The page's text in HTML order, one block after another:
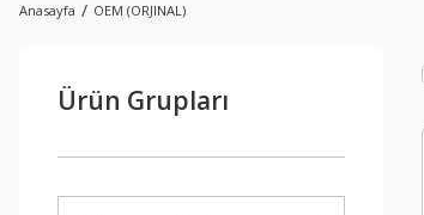
Anasayfa OEM (ORJINAL)
Ürün Grupları